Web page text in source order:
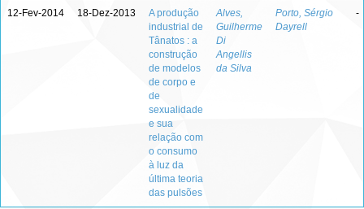
12-Fev-2014 18-Dez-2013
A produção
industrial de
Tânatos : a
construção
de modelos
de corpo e
de
sexualidade
e sua
relação com
o consumo
à luz da
última teoria
das pulsões
Alves,
Guilherme
Di
Angellis
da Silva
Porto, Sérgio
Dayrell
-